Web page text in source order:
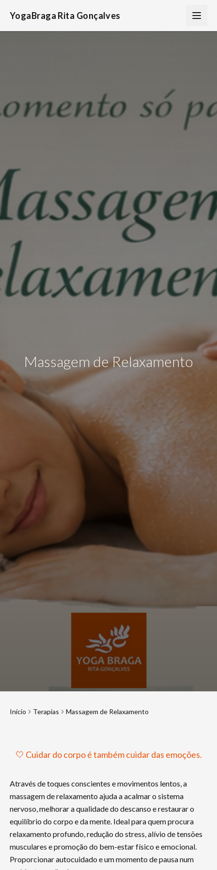
YogaBraga Rita Gonçalves
Massagem de Relaxamento
Início Terapias Massagem de Relaxamento
🤍 Cuidar do corpo é também cuidar das emoções.
Através de toques conscientes e movimentos lentos, a
massagem de relaxamento ajuda a acalmar o sistema
nervoso, melhorar a qualidade do descanso e restaurar o
equilíbrio do corpo e da mente. Ideal para quem procura
relaxamento profundo, redução do stress, alívio de tensões
musculares e promoção do bem-estar físico e emocional.
Proporcionar autocuidado e um momento de pausa num